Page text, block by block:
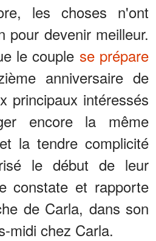
les choses n'ont
pour devenir meilleur.
le couple se prépare
anniversaire de
principaux intéressés
encore la même
la tendre complicité
le début de leur
constate et rapporte
de Carla, dans son
midi chez Carla.